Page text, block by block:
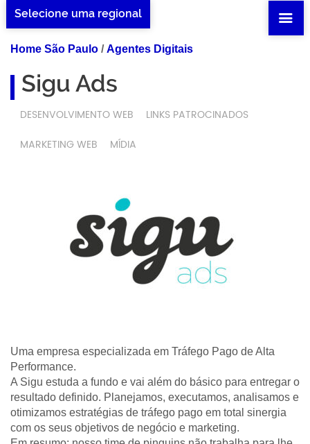
Selecione uma regional
Home São Paulo /Agentes Digitais
Sigu Ads
DESENVOLVIMENTO WEB
LINKS PATROCINADOS
MARKETING WEB
MÍDIA
Uma empresa especializada em Tráfego Pago de Alta
Performance.
A Sigu estuda a fundo e vai além do básico para entregar o
resultado definido. Planejamos, executamos, analisamos e
otimizamos estratégias de tráfego pago em total sinergia
com os seus objetivos de negócio e marketing.